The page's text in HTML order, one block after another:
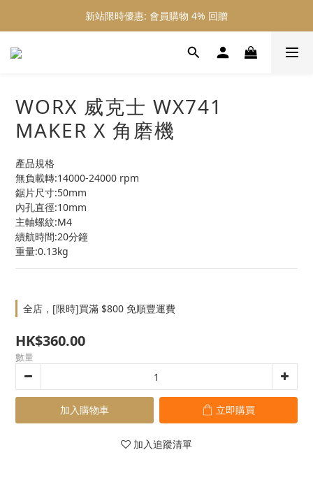
新站限時優惠: 會員購物 4% 回贈
新站限時優惠: 會員購物 4% 回贈
新站限時優惠: 滿 $800 順豐免運費
WORX 威克士 WX741
MAKER X 角磨機
產品規格
無負載轉:14000-24000 rpm
鋸片尺寸:50mm
內孔直徑:10mm
主軸螺紋:M4
續航時間:20分鐘
重量:0.13kg
全店，[限時]買滿 $800 免順豐運費
HK$360.00
數量
加入購物車 立即購買
加入追蹤清單